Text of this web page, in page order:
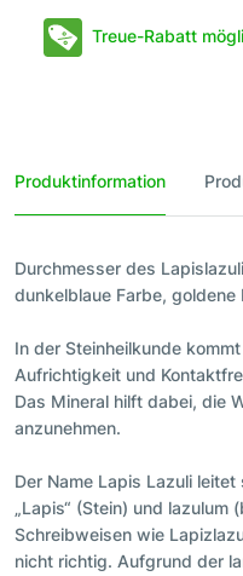
Treue-Rabatt
Produktinformation
Durchmesser des
dunkelblaue Farbe, goldene
In der Steinheilkunde
Aufrichtigkeit und
Das Mineral hilft dabei, die
anzunehmen.
Der Name Lapis Lazuli
„Lapis“ (Stein) und lazulum
Schreibweisen wie
nicht richtig. Aufgrund der